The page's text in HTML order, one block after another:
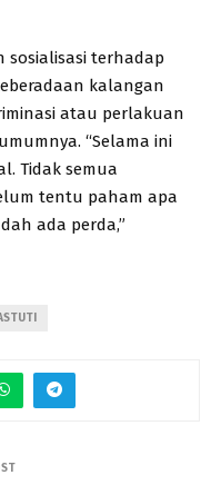
sosialisasi terhadap
kalangan
atau perlakuan
“Selama ini
Tidak semua
tentu paham apa
ada perda,”